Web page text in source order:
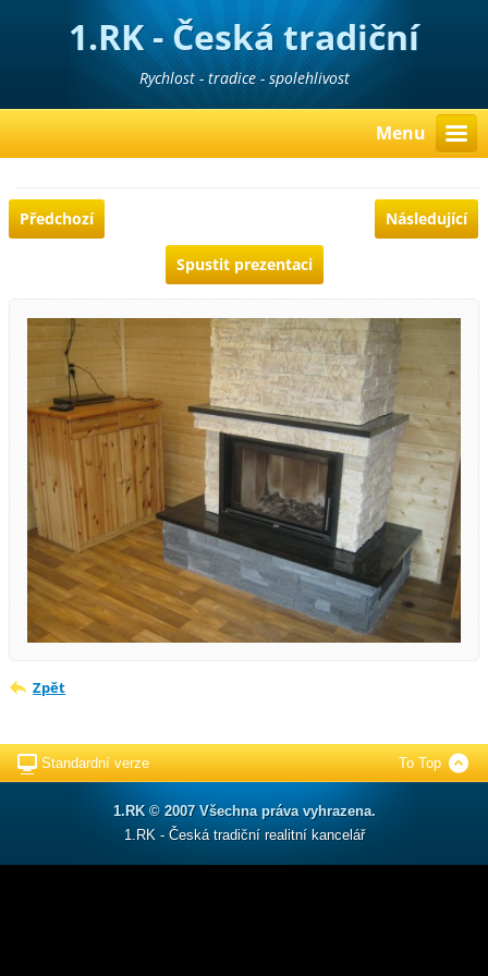
1.RK - Česká tradiční
realitní kancelář
Rychlost - tradice - spolehlivost
Menu
Předchozí Následující
Spustit prezentaci
Zpět
Standardní verze To Top
1.RK © 2007 Všechna práva vyhrazena.
1.RK - Česká tradiční realitní kancelář